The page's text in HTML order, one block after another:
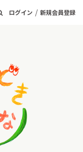
ログイン / 新規会員登録